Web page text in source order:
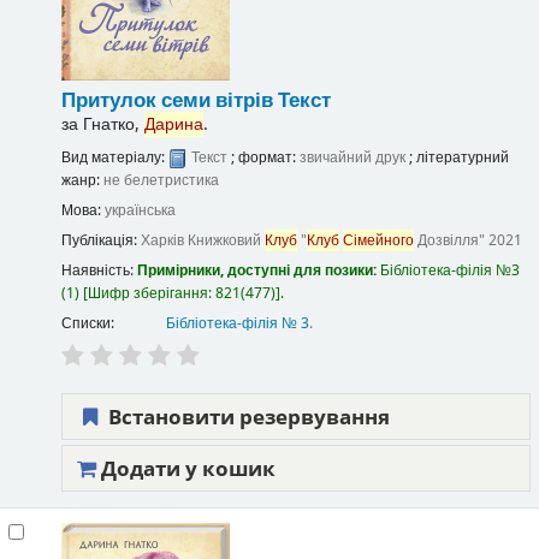
Притулок семи вітрівТекст
за Гнатко, Дарина.
Вид матеріалу: Текст; формат:звичайний друк; літературний
жанр: не белетристика
Мова:українська
Публікація:Харків Книжковий Клуб"КлубСімейногоДозвілля" 2021
Наявність:Примірники, доступні для позики: Бібліотека-філія №3
(1) Шифр зберігання:821(477) .
Списки:
Бібліотека-філія № 3.
Встановити резервування
Додати у кошик